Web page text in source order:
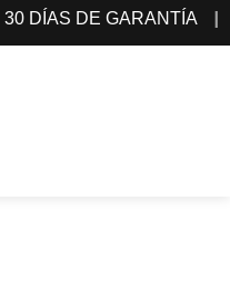
DÍAS DE GARANTÍA |